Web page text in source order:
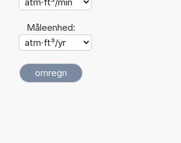
Måleenhed: